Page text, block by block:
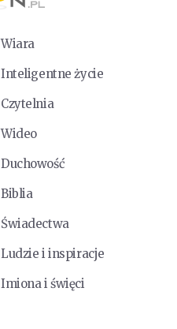
Wiara
Inteligentne życie
Czytelnia
Wideo
Duchowość
Biblia
Świadectwa
Ludzie i inspiracje
Imiona i święci